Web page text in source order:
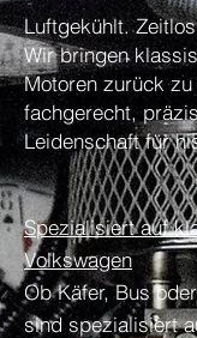
Luftgekühlt.
Wir bringen
Motoren zurück
fachgerecht,
Leidenschaft für
Spezialisiert auf
Volkswagen
​Ob Käfer, Bus
sind spezialisiert